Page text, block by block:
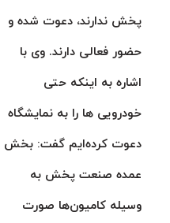
پخش ندارند، دعوت شده و
حضور فعالی دارند. وی با
اشاره به اینکه حتی
خودرویی ها را به نمایشگاه
دعوت کرده‌ایم گفت: بخش
عمده صنعت پخش به
وسیله کامیون‌ها صورت